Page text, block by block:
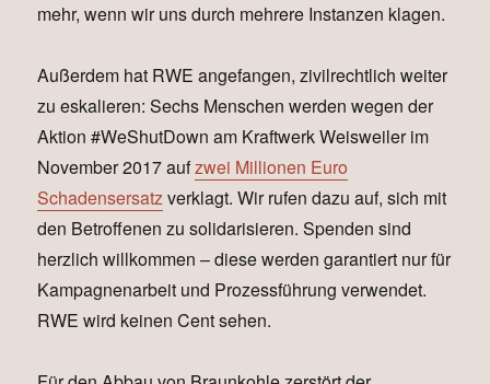
mehr, wenn wir uns durch mehrere Instanzen klagen.
Außerdem hat RWE angefangen, zivilrechtlich weiter
zu eskalieren: Sechs Menschen werden wegen der
Aktion #WeShutDown am Kraftwerk Weisweiler im
November 2017 aufzwei Millionen Euro
Schadensersatzverklagt. Wir rufen dazu auf, sich mit
den Betroffenen zu solidarisieren. Spenden sind
herzlich willkommen – diese werden garantiert nur für
Kampagnenarbeit und Prozessführung verwendet.
RWE wird keinen Cent sehen.